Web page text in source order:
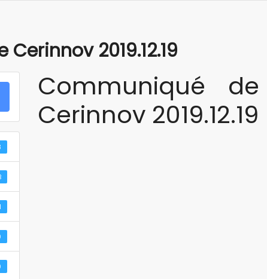
2019.12.19
Communiqué de
Cerinnov 2019.12.19